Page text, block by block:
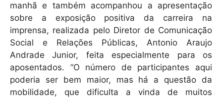
manhã e também acompanhou a apresentação
sobre a exposição positiva da carreira na
imprensa, realizada pelo Diretor de Comunicação
Social e Relações Públicas, Antonio Araujo
Andrade Junior, feita especialmente para os
aposentados. “O número de participantes aqui
poderia ser bem maior, mas há a questão da
mobilidade, que dificulta a vinda de muitos